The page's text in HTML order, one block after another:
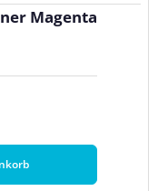
Magenta